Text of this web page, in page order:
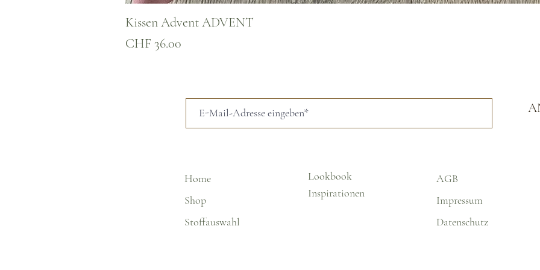
Kissen Advent ADVENT
Preis
CHF 36.00
Home
Shop
Stoffauswahl
Lookbook
Inspirationen
AGB
Impressum
Datenschutz